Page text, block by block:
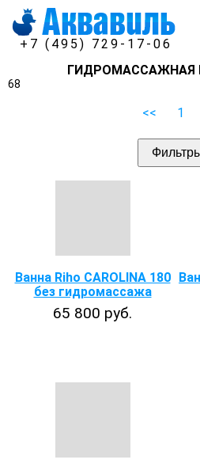
+7 (495) 729-17-06
ГИДРОМАССАЖНАЯ
68
<< 1
Ванна Riho CAROLINA 180
без гидромассажа
65 800 руб.